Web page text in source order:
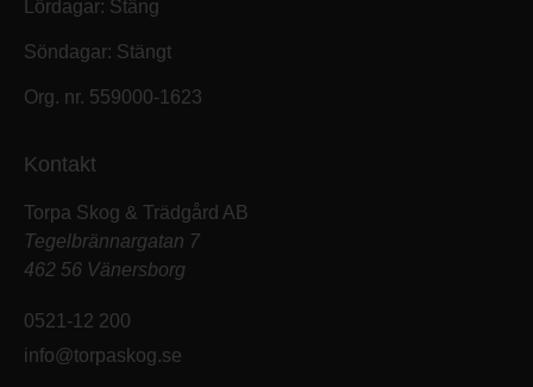
Lördagar: Stäng
Söndagar: Stängt
Org. nr. 559000-1623
Kontakt
Torpa Skog & Trädgård AB
Tegelbrännargatan 7
462 56 Vänersborg
0521-12 200
info@torpaskog.se